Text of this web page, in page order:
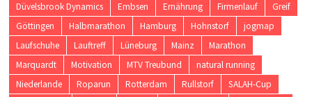
Düvelsbrook Dynamics
Embsen Ernährung Firmenlauf
Greif
Göttingen
Halbmarathon Hamburg Hohnstorf
jogmap
Laufschuhe
Lauftreff Lüneburg Mainz
Marathon
Marquardt
Motivation MTV Treubund
natural running
Niederlande
Roparun Rotterdam Rullstorf
SALAH-Cup